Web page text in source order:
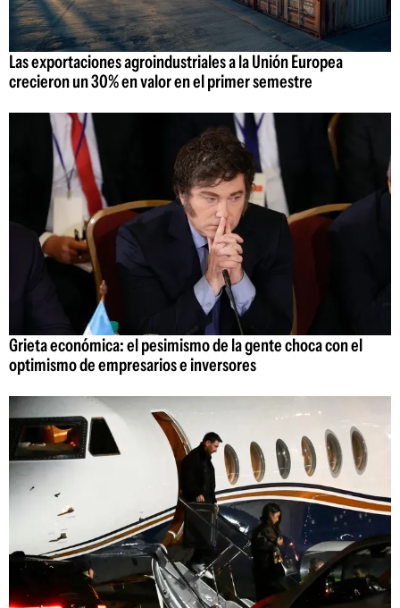
Las exportaciones agroindustriales a la Unión Europea
crecieron un 30% en valor en el primer semestre
Grieta económica: el pesimismo de la gente choca con el
optimismo de empresarios e inversores